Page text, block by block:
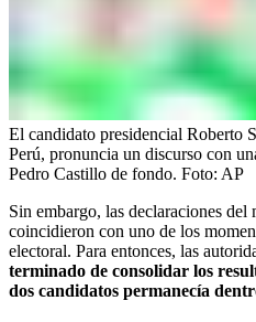
El candidato presidencial Roberto
Perú, pronuncia un discurso con
Pedro Castillo de fondo. Foto: AP
Sin embargo, las declaraciones
coincidieron con uno de los
electoral. Para entonces, las
terminado de consolidar los
dos candidatos permanecía